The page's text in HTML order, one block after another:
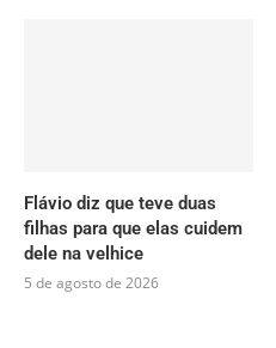
Flávio diz que teve duas
filhas para que elas cuidem
dele na velhice
5 de agosto de 2026